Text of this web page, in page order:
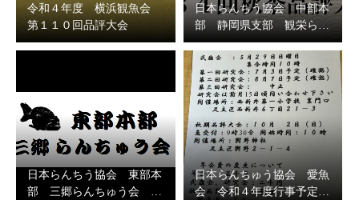
令和４年度 横浜観魚会
第１１０回品評大会
日本らんちう協会 中部本
部 静岡県支部 観栄ら…
日本らんちう協会 東部本
部 三郷らんちゅう会 …
日本らんちゅう協会 愛魚
会 令和４年度行事予定…